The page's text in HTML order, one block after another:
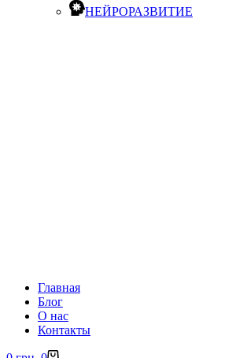
НЕЙРОРАЗВИТИЕ
Главная
Блог
О нас
Контакты